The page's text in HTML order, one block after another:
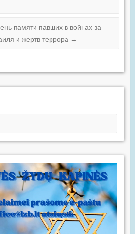
памяти павших в войнах за
и жертв террора →